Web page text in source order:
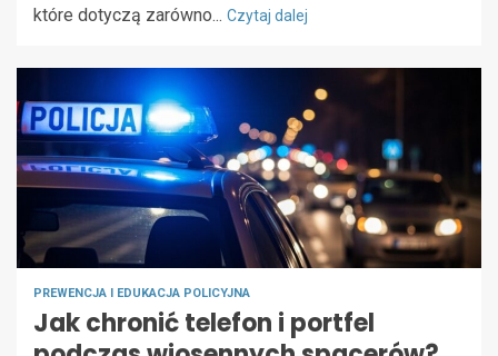
które dotyczą zarówno... Czytaj dalej
PREWENCJA I EDUKACJA POLICYJNA
Jak chronić telefon i portfel